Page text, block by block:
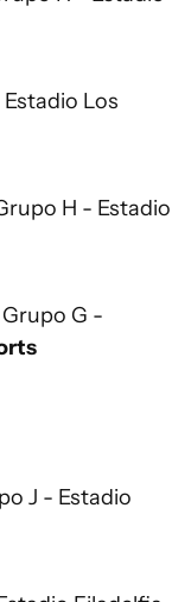
Los
H - Estadio
G -
J - Estadio